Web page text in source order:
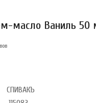
масло Ваниль 50
СПИВАКЪ